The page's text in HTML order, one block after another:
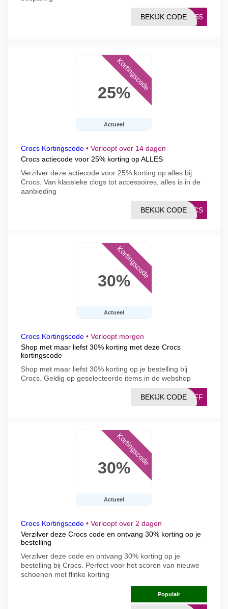
FF55
BEKIJK CODE
25%
Actueel
Kortingscode
Crocs Kortingscode • Verloopt over 14 dagen
Crocs actiecode voor 25% korting op ALLES
Verzilver deze actiecode voor 25% korting op alles bij
Crocs. Van klassieke clogs tot accessoires, alles is in de
aanbieding
ROCS
BEKIJK CODE
30%
Actueel
Kortingscode
Crocs Kortingscode • Verloopt morgen
Shop met maar liefst 30% korting met deze Crocs
kortingscode
Shop met maar liefst 30% korting op je bestelling bij
Crocs. Geldig op geselecteerde items in de webshop
0AFF
BEKIJK CODE
30%
Actueel
Kortingscode
Crocs Kortingscode • Verloopt over 2 dagen
Verzilver deze Crocs code en ontvang 30% korting op je
bestelling
Verzilver deze code en ontvang 30% korting op je
bestelling bij Crocs. Perfect voor het scoren van nieuwe
schoenen met flinke korting
Populair